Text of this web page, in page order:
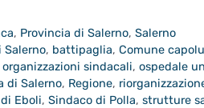
, Provincia di Salerno,Salerno
Salerno, battipaglia,Comune
organizzazioni sindacali, ospedale
di Salerno, Regione,
Eboli, Sindaco di Polla, strutture